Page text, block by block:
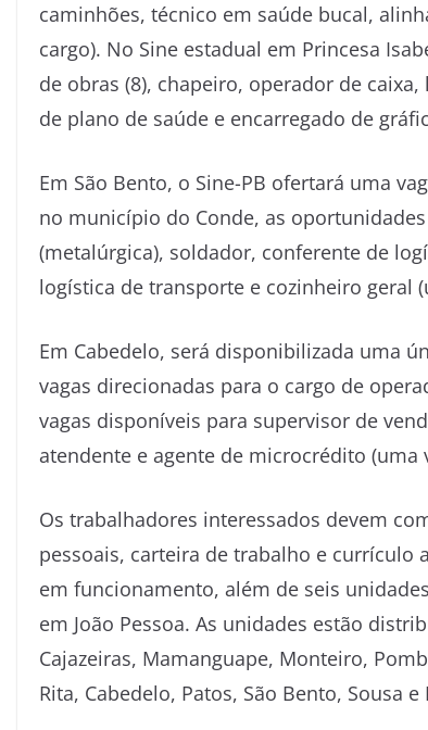
caminhões, técnico em saúde bucal,
cargo). No Sine estadual em Princesa
de obras (8), chapeiro, operador de
de plano de saúde e encarregado de
Em São Bento, o Sine-PB ofertará uma
no município do Conde, as
(metalúrgica), soldador, conferente de
logística de transporte e cozinheiro geral
Em Cabedelo, será disponibilizada uma
vagas direcionadas para o cargo de
vagas disponíveis para supervisor de
atendente e agente de microcrédito (uma
Os trabalhadores interessados devem
pessoais, carteira de trabalho e currículo
em funcionamento, além de seis
em João Pessoa. As unidades estão
Cajazeiras, Mamanguape, Monteiro,
Rita, Cabedelo, Patos, São Bento, Sousa